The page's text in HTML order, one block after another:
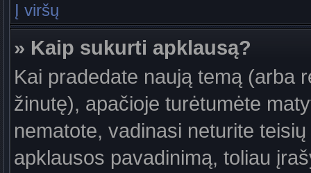
Į viršų
» Kaip sukurti apklausą?
Kai pradedate naują temą (arba
žinutę), apačioje turėtumėte
nematote, vadinasi neturite
apklausos pavadinimą, toliau